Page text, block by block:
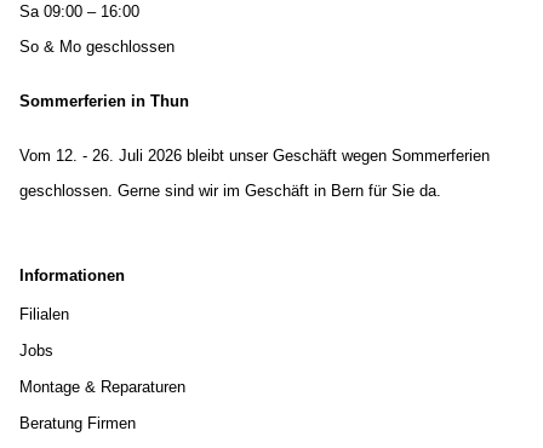
Informationen
Filialen
Jobs
Montage & Reparaturen
Beratung Firmen
Sa 09:00 – 16:00
So & Mo geschlossen
Sommerferien in Thun
Vom 12. - 26. Juli 2026 bleibt unser Geschäft wegen Sommerferien
geschlossen. Gerne sind wir im Geschäft in Bern für Sie da.